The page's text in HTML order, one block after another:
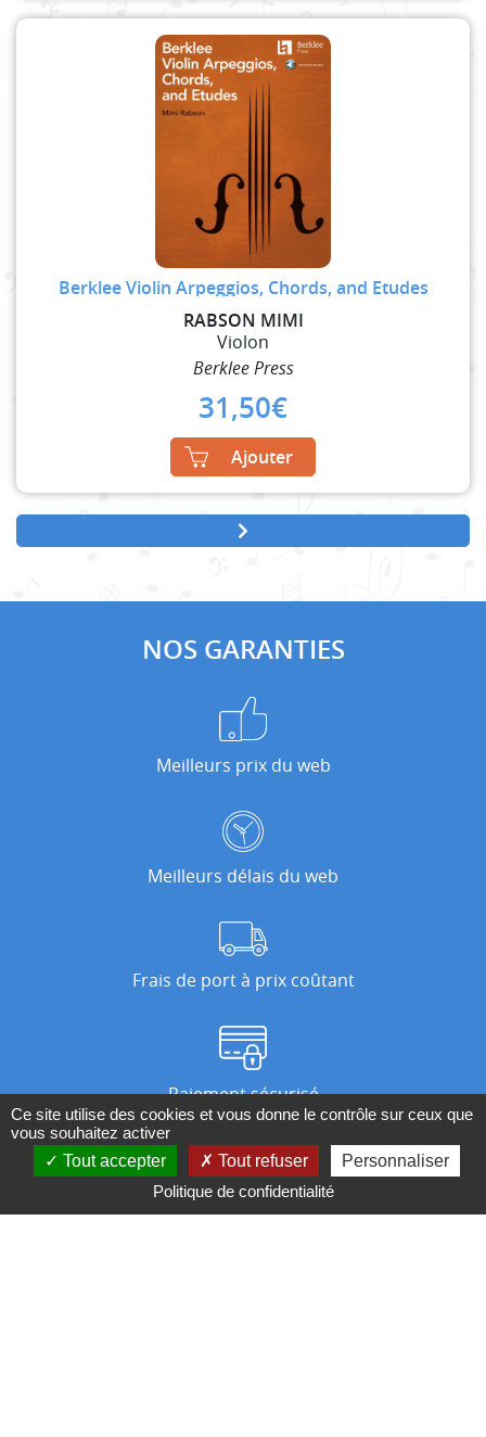
Berklee Violin Arpeggios, Chords, and Etudes
RABSON MIMI
Violon
Berklee Press
31,50€
Ajouter
NOS GARANTIES
Meilleurs prix du web
Meilleurs délais du web
Frais de port à prix coûtant
Paiement sécurisé
Nos magasins
Ce site utilise des cookies et vous donne le contrôle sur ceux que
vous souhaitez activer
Tout accepter
Tout refuser
Personnaliser
Politique de confidentialité